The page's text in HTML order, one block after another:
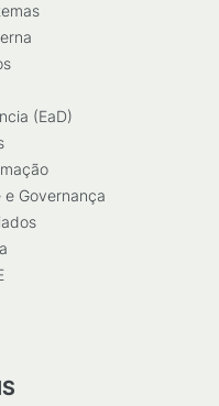
(EaD)
Governança